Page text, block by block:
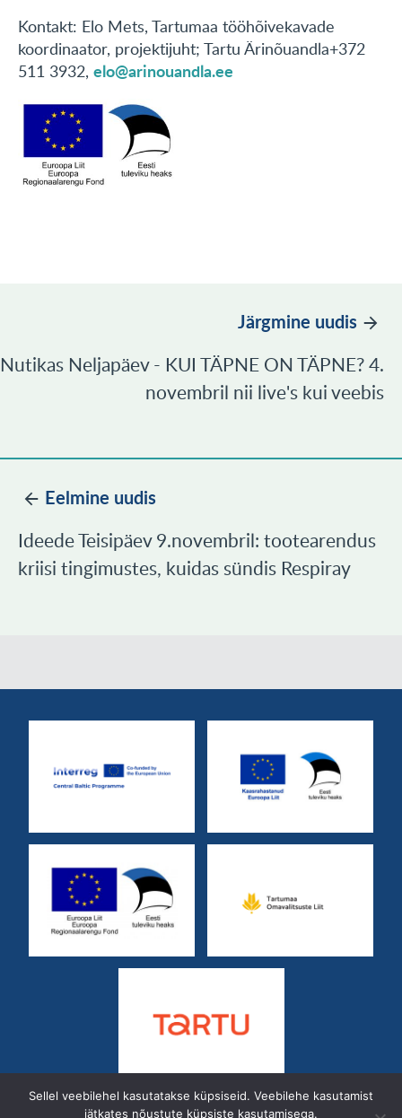
Kontakt: Elo Mets, Tartumaa tööhõivekavade
koordinaator, projektijuht; Tartu Ärinõuandla+372
511 3932, elo@arinouandla.ee
Järgmine uudis
Nutikas Neljapäev - KUI TÄPNE ON TÄPNE? 4.
novembril nii live's kui veebis
Eelmine uudis
Ideede Teisipäev 9.novembril: tootearendus
kriisi tingimustes, kuidas sündis Respiray
Sellel veebilehel kasutatakse küpsiseid. Veebilehe kasutamist
jätkates nõustute küpsiste kasutamisega.